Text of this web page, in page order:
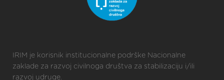
IRIM je korisnik institucionalne podrške Nacionalne
zaklade za razvoj civilnoga društva za stabilizaciju i/ili
razvoj udruge.